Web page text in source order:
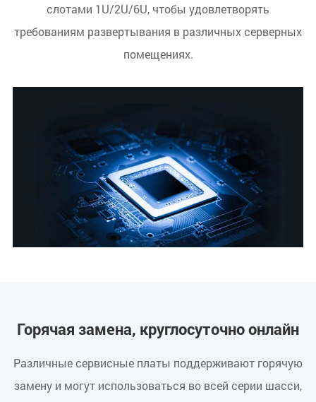
слотами 1U/2U/6U, чтобы удовлетворять
требованиям развертывания в различных серверных
помещениях.
Горячая замена, круглосуточно онлайн
Различные сервисные платы поддерживают горячую
замену и могут использоваться во всей серии шасси,